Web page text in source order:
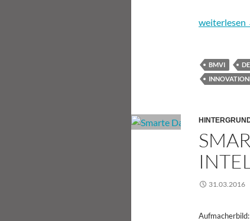
Deutscher
weiterlesen
BMVI
31.03.2016